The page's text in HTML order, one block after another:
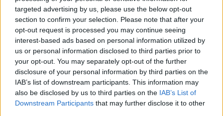
targeted advertising by us, please use the below opt-out
section to confirm your selection. Please note that after your
opt-out request is processed you may continue seeing
interest-based ads based on personal information utilized by
us or personal information disclosed to third parties prior to
your opt-out. You may separately opt-out of the further
disclosure of your personal information by third parties on the
IAB’s list of downstream participants. This information may
also be disclosed by us to third parties on the IAB’s List of
Downstream Participants that may further disclose it to other
......ολοι στον Άγιο Παντελεήμονα.
Απαντήστε
TRENDING